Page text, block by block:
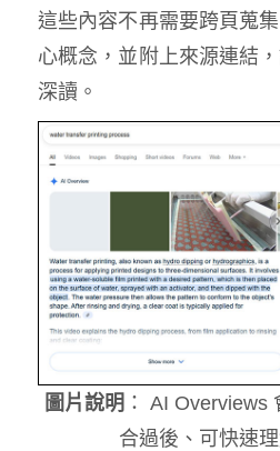
這些內容不再需要跨頁蒐
心概念，並附上來源連結
深讀。
圖片說明 ： AI Overviews
合過後、可快速理